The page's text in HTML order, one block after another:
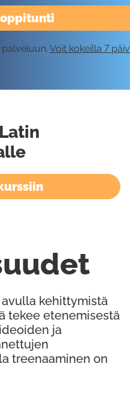
Voit kokeilla 7
kehittymistä
tekee etenemisestä
ja
treenaaminen on